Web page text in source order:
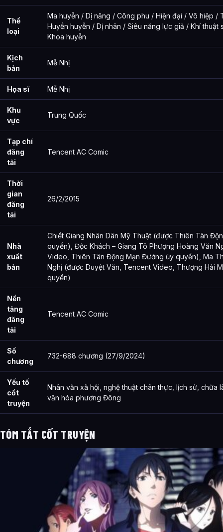
Bài Viết Liên Quan
Câu Hỏi Thường Gặp
Nhất Nhân Chi Hạ là ai?
Cảnh giới tu luyện của Nhất Nhân Chi Hạ như thế nào?
Nhất Nhân Chi Hạ xuất hiện trong tác phẩm nào?
Các mối quan hệ quan trọng của Nhất Nhân Chi Hạ là gì?
Thông tin về Nhất Nhân Chi Hạ được tổng hợp từ đâu?
Thể
loại
Ma huyễn / Dị năng / Công phu / Hiện đại / Võ hiệp /
Huyền huyễn / Dị nhân / Siêu năng lực giả / Khí thuật
Khoa huyễn
Kịch
bản
Mễ Nhị
Họa sĩ Mễ Nhị
Khu
vực
Trung Quốc
Tạp chí
đăng
tải
Tencent AC Comic
Thời
gian
đăng
tải
26/2/2015
Nhà
xuất
bản
Chiết Giang Nhân Dân Mỹ Thuật (được Thiên Tân
quyền), Độc Khách – Giang Tô Phượng Hoàng Văn
Video, Thiên Tân Động Mạn Đường ủy quyền), Ma
Nghị (được Duyệt Văn, Tencent Video, Thượng Hải
quyền)
Nền
tảng
đăng
tải
Tencent AC Comic
Số
chương
732-688 chương (27/9/2024)
Yếu tố
cốt
truyện
Nhân văn xã hội, nghệ thuật chân thực, lịch sử, chữa
văn hóa phương Đông
TÓM TẮT CỐT TRUYỆN